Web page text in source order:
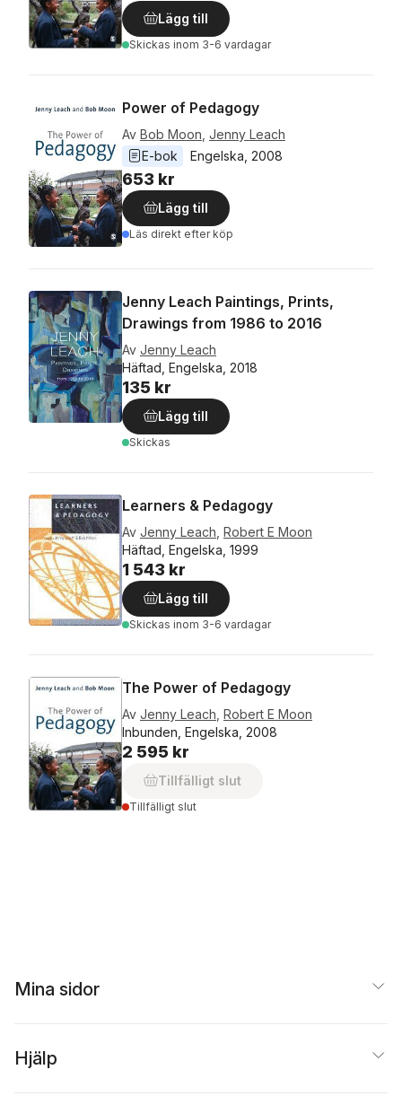
Lägg till
Skickas inom 3-6 vardagar
Power of Pedagogy
Av Bob Moon Jenny Leach
E-bok
Engelska 2008
653 kr
Lägg till
Läs direkt efter köp
Jenny Leach Paintings, Prints,
Drawings from 1986 to 2016
Av Jenny Leach
Häftad, Engelska, 2018
135 kr
Lägg till
Skickas
Learners & Pedagogy
Av Jenny Leach Robert E Moon
Häftad, Engelska, 1999
1 543 kr
Lägg till
Skickas inom 3-6 vardagar
The Power of Pedagogy
Av Jenny Leach Robert E Moon
Inbunden, Engelska, 2008
2 595 kr
Tillfälligt slut
Tillfälligt slut
Mina sidor
Hjälp